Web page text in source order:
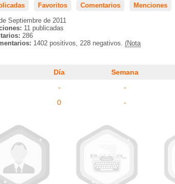
Favoritos Comentarios
Menciones
Septiembre de 2011
11 publicadas
286
1402 positivos, 228 negativos. (Nota
Día Semana
- -
0 -